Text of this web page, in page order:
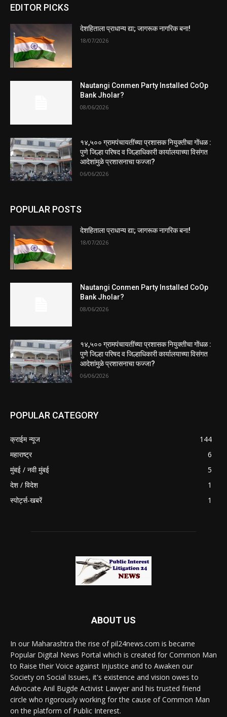
EDITOR PICKS
देशहिताला प्राधान्य द्या; जागरूक नागरिक बना!
18/07/2026
Nautangi Conmen Party Installed CoOp
Bank Jholar?
08/06/2026
१४,५०० ग्रामपंचायतींच्या प्रशासक नियुक्तीचा गोंधळ :
पुणे जिल्हा परिषद व जिल्हाधिकारी कार्यालयाच्या विसंगत
आदेशांमुळे प्रशासनाचा फज्जा?
06/06/2026
POPULAR POSTS
देशहिताला प्राधान्य द्या; जागरूक नागरिक बना!
18/07/2026
Nautangi Conmen Party Installed CoOp
Bank Jholar?
08/06/2026
१४,५०० ग्रामपंचायतींच्या प्रशासक नियुक्तीचा गोंधळ :
पुणे जिल्हा परिषद व जिल्हाधिकारी कार्यालयाच्या विसंगत
आदेशांमुळे प्रशासनाचा फज्जा?
06/06/2026
POPULAR CATEGORY
क्राईम न्यूज
144
महाराष्ट्र
6
मुंबई / नवी मुंबई
5
देश / विदेश
1
स्पोर्ट्स-खबरें
1
ABOUT US
In our Maharashtra the rise of pil24news.com is became
Popular Digital News Portal which is created for Common Man
to Raise their Voice against Injustice and to Awaken our
Society on Social Issues, it's existence and vision owes to
Advocate Anil Bugde Activist Lawyer and his trusted friend
circle who rigorously working for the cause of Common Man
on the platform of Public Interest.